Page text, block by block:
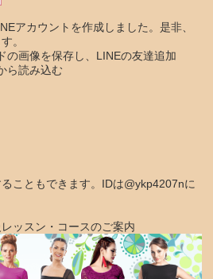
アカウントを作成しました。是非、
。
の画像を保存し、LINEの友達追加
ら読み込む
こともできます。IDは@ykp4207nに
ッスン・コースのご案内